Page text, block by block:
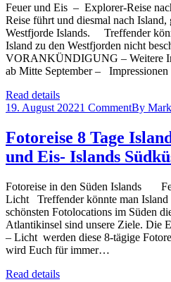
Feuer und Eis – Explorer-Reise
Reise führt und diesmal nach Island,
Westfjorde Islands. Treffender
Island zu den Westfjorden nicht
VORANKÜNDIGUNG – Weitere
ab Mitte September –
Read details
19. August 20221 CommentBy
Fotoreise 8 Tage
und Eis- Islands
Fotoreise in den Süden Islands
Licht Treffender könnte man Island
schönsten Fotolocations im Süden
Atlantikinsel sind unsere Ziele. Die
– Licht werden diese 8-tägige
wird Euch für immer…
Read details